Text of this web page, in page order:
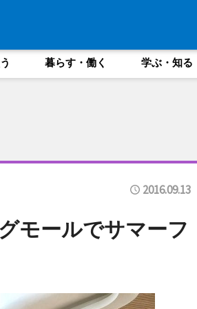
暮らす・働く 学ぶ・知る
2016.09.13
モールでサマーフ